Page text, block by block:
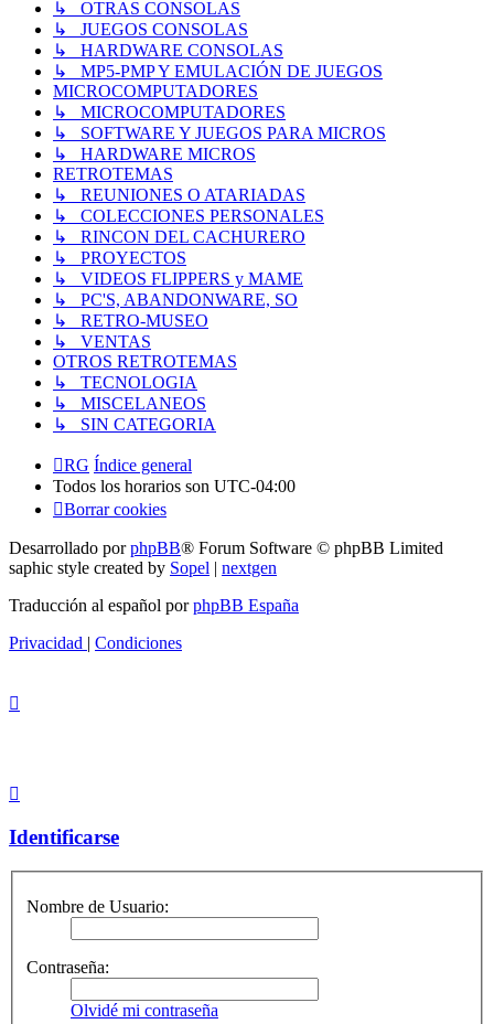
↳ OTRAS CONSOLAS
↳ JUEGOS CONSOLAS
↳ HARDWARE CONSOLAS
↳ MP5-PMP Y EMULACIÓN DE JUEGOS
MICROCOMPUTADORES
↳ MICROCOMPUTADORES
↳ SOFTWARE Y JUEGOS PARA MICROS
↳ HARDWARE MICROS
RETROTEMAS
↳ REUNIONES O ATARIADAS
↳ COLECCIONES PERSONALES
↳ RINCON DEL CACHURERO
↳ PROYECTOS
↳ VIDEOS FLIPPERS y MAME
↳ PC'S, ABANDONWARE, SO
↳ RETRO-MUSEO
↳ VENTAS
OTROS RETROTEMAS
↳ TECNOLOGIA
↳ MISCELANEOS
↳ SIN CATEGORIA
RG Índice general
Todos los horarios son UTC-04:00
Borrar cookies
Desarrollado porphpBB® Forum Software © phpBB Limited
saphic style created by Sopel | nextgen
Traducción al español porphpBB España
Privacidad | Condiciones
Identificarse
Nombre de Usuario:
Contraseña:
Olvidé mi contraseña